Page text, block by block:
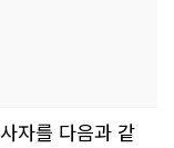
자를 다음과 같